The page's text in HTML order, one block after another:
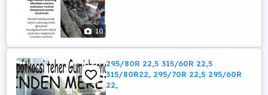
10
295/80R 22,5 315/60R 22,5
315/80R22, 295/70R 22,5 295/60R
22,